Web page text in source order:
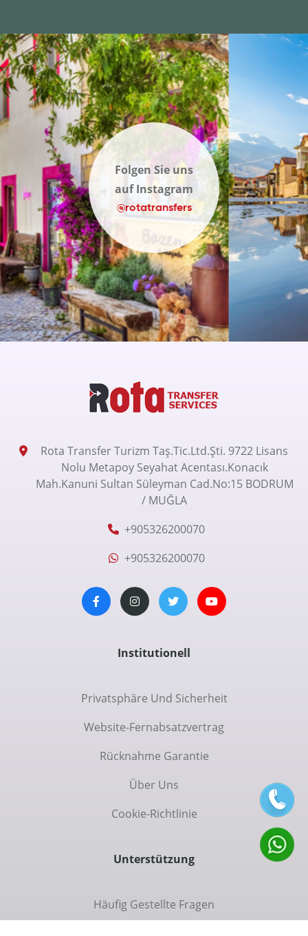
Folgen Sie uns
auf Instagram
@rotatransfers
Rota Transfer Turizm Taş.Tic.Ltd.Şti. 9722 Lisans
Nolu Metapoy Seyahat Acentası.Konacık
Mah.Kanuni Sultan Süleyman Cad.No:15 BODRUM
/ MUĞLA
+905326200070
+905326200070
Institutionell
Privatsphäre Und Sicherheit
Website-Fernabsatzvertrag
Rücknahme Garantie
Über Uns
Cookie-Richtlinie
Unterstützung
Häufig Gestellte Fragen